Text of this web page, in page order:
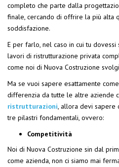
completo che parte dalla
finale, cercando di offrire la più alta
soddisfazione.
E per farlo, nel caso in cui tu
lavori di ristrutturazione privata
come noi di Nuova Costruzione
Ma se vuoi sapere esattamente
differenzia da tutte le altre aziende
ristrutturazioni, allora devi sapere
tre pilastri fondamentali, ovvero:
Competitività
Noi di Nuova Costruzione sin dal
come azienda, non ci siamo mai